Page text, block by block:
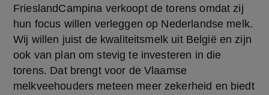
FrieslandCampina verkoopt de torens omdat zij
hun focus willen verleggen op Nederlandse melk.
Wij willen juist de kwaliteitsmelk uit België en zijn
ook van plan om stevig te investeren in die
torens. Dat brengt voor de Vlaamse
melkveehouders meteen meer zekerheid en biedt